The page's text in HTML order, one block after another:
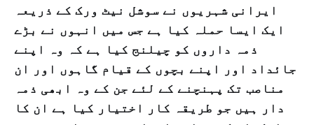
ایرانی شہریوں نے سوشل نیٹ ورک کے ذریعہ
ایک ایسا حملہ کیا ہے جس میں انہوں نے بڑے
ذمہ داروں کو چیلنج کیا ہے کہ وہ اپنے
جائداد اور اپنے بچوں کے قیام گاہوں اور ان
مناصب تک پہنچنے کے لئے جن کے وہ ابھی ذمہ
دار ہیں جو طریقہ کار اختیار کیا ہے ان کا